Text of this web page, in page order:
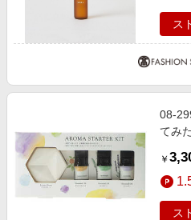
ス
08-
てみ
￥
ス